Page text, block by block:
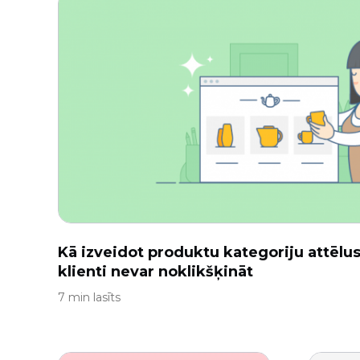
Kā izveidot produktu kategoriju
klienti nevar noklikšķināt
7 min lasīts